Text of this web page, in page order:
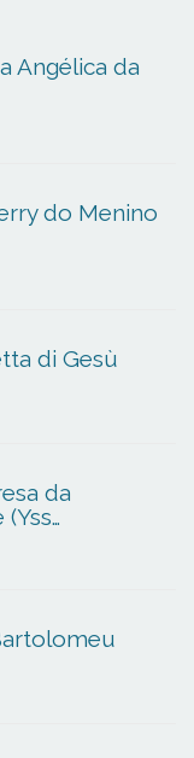
Angélica da
do Menino
di Gesù
da